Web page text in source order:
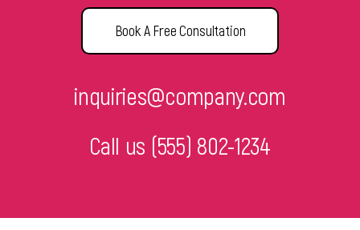
Book A Free Consultation
inquiries@company.com
Call us (555) 802-1234